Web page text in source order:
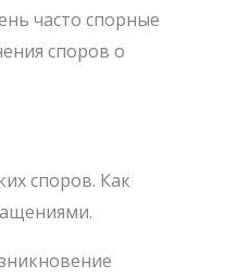
часто спорные
споров о
споров. Как